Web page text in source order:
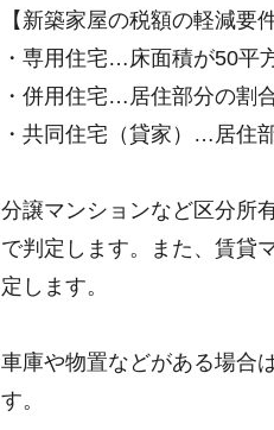
【新築家屋の税額の軽減要件
・専用住宅…床面積が50平
・併用住宅…居住部分の割
・共同住宅（貸家）…居住
分譲マンションなど区分所
で判定します。また、賃貸
定します。
車庫や物置などがある場合
す。